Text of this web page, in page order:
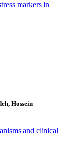
markers in
Hossein
and clinical